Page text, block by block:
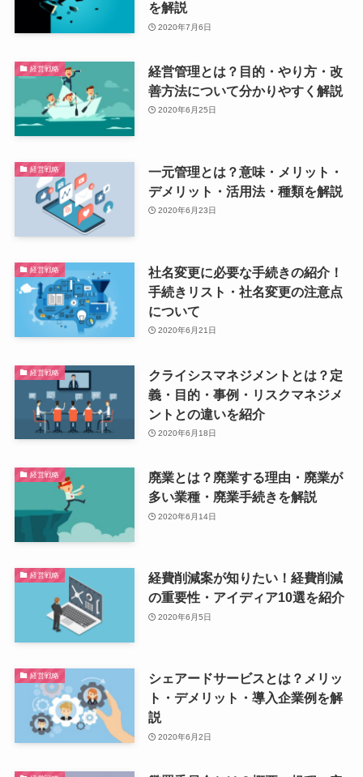
を解説
2020年7月6日
経営戦略
経営管理とは？目的・やり方・改
善方法について分かりやすく解説
2020年6月25日
経営戦略
一元管理とは？意味・メリット・
デメリット・活用法・種類を解説
2020年6月23日
経営戦略
社名変更に必要な手続きの紹介！
手続きリスト・社名変更の注意点
について
2020年6月21日
経営戦略
クライシスマネジメントとは？定
義・目的・事例・リスクマネジメ
ントとの違いを紹介
2020年6月18日
経営戦略
廃業とは？廃業する理由・廃業が
多い業種・廃業手続きを解説
2020年6月14日
経営戦略
経費削減案が知りたい！経費削減
の重要性・アイディア10選を紹介
2020年6月5日
経営戦略
シェアードサービスとは？メリッ
ト・デメリット・導入企業例を解
説
2020年6月2日